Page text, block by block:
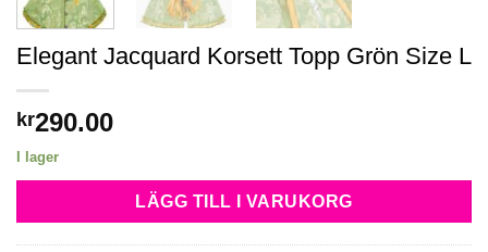
Elegant Jacquard Korsett Topp Grön Size L
kr290.00
I lager
LÄGG TILL I VARUKORG